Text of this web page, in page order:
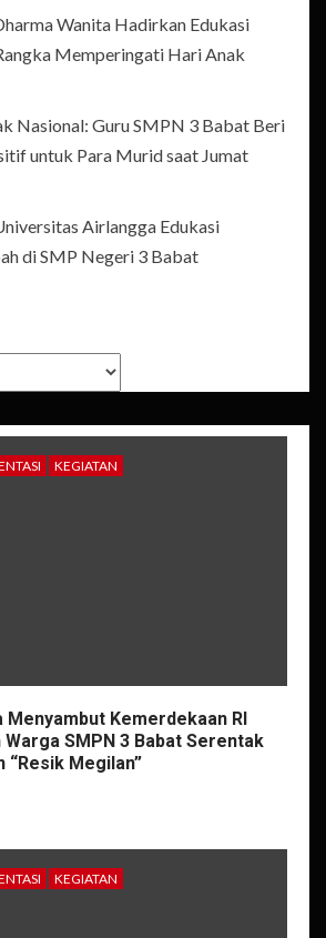
Wanita Hadirkan Edukasi
Memperingati Hari Anak
Nasional: Guru SMPN 3 Babat Beri
untuk Para Murid saat Jumat
Airlangga Edukasi
di SMP Negeri 3 Babat
KEGIATAN
Menyambut Kemerdekaan RI
Warga SMPN 3 Babat Serentak
“Resik Megilan”
KEGIATAN